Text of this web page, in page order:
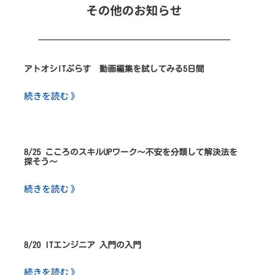
その他のお知らせ
アトオシITぷらす 動画編集を試してみる5日間
続きを読む 》
8/25 こころのスキルUPワーク～不安を分類して解決法を
探そう～
続きを読む 》
8/20 ITエンジニア 入門の入門
続きを読む 》